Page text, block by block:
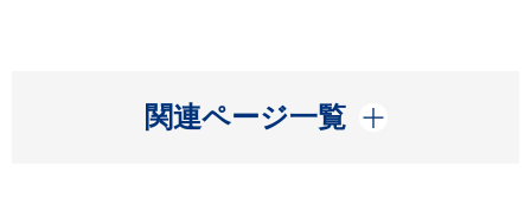
関連ページ一覧
開く